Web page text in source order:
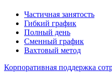
Частичная занятость
Гибкий график
Полный день
Сменный график
Вахтовый метод
Корпоративная поддержка